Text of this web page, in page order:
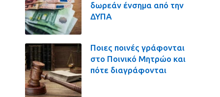
δωρεάν ένσημα από την
ΔΥΠΑ
Ποιες ποινές γράφονται
στο Ποινικό Μητρώο και
πότε διαγράφονται